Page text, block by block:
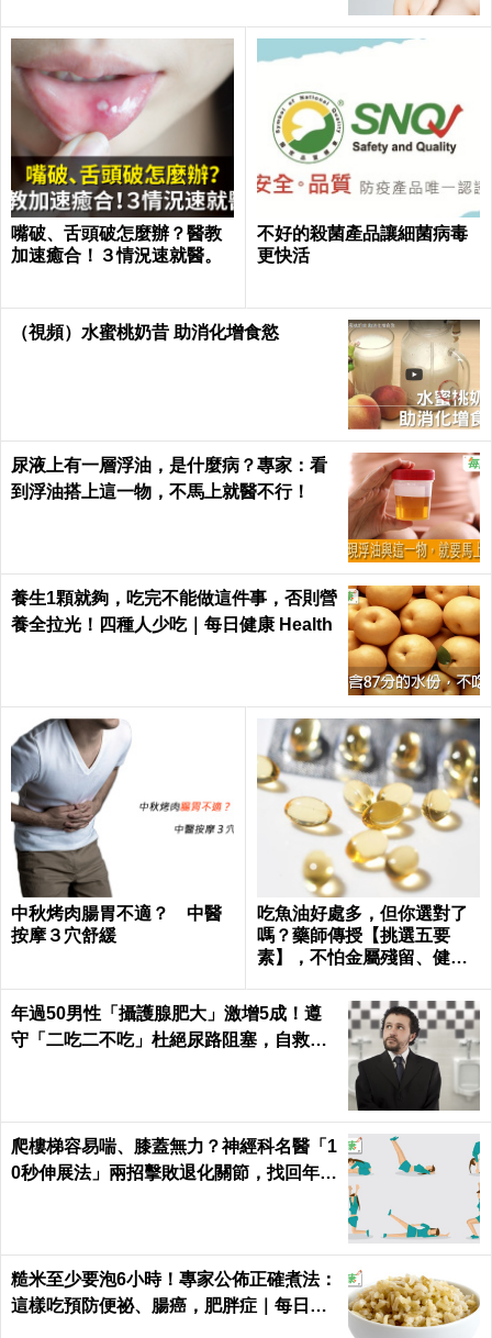
嘴破、舌頭破怎麼辦？醫教
加速癒合！３情況速就醫。
不好的殺菌產品讓細菌病毒
更快活
（視頻）水蜜桃奶昔 助消化增食慾
尿液上有一層浮油，是什麼病？專家：看
到浮油搭上這一物，不馬上就醫不行！
養生1顆就夠，吃完不能做這件事，否則營
養全拉光！四種人少吃｜每日健康 Health
中秋烤肉腸胃不適？ 中醫
按摩３穴舒緩
吃魚油好處多，但你選對了
嗎？藥師傳授【挑選五要
素】，不怕金屬殘留、健康
年過50男性「攝護腺肥大」激增5成！遵
守「二吃二不吃」杜絕尿路阻塞，自救下
爬樓梯容易喘、膝蓋無力？神經科名醫「1
0秒伸展法」兩招擊敗退化關節，找回年輕
糙米至少要泡6小時！專家公佈正確煮法：
這樣吃預防便祕、腸癌，肥胖症｜每日健